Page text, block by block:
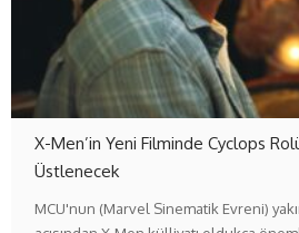
X-Men’in Yeni Filminde Cyclops
Üstlenecek
MCU'nun (Marvel Sinematik Evreni)